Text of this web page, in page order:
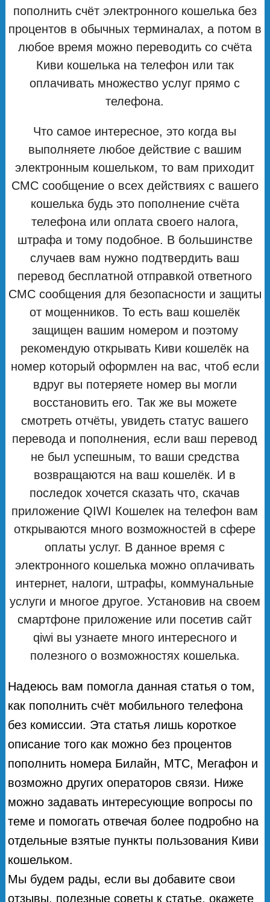
пополнить счёт электронного кошелька без
процентов в обычных терминалах, а потом в
любое время можно переводить со счёта
Киви кошелька на телефон или так
оплачивать множество услуг прямо с
телефона.
Что самое интересное, это когда вы
выполняете любое действие с вашим
электронным кошельком, то вам приходит
СМС сообщение о всех действиях с вашего
кошелька будь это пополнение счёта
телефона или оплата своего налога,
штрафа и тому подобное. В большинстве
случаев вам нужно подтвердить ваш
перевод бесплатной отправкой ответного
СМС сообщения для безопасности и защиты
от мощенников. То есть ваш кошелёк
защищен вашим номером и поэтому
рекомендую открывать Киви кошелёк на
номер который оформлен на вас, чтоб если
вдруг вы потеряете номер вы могли
восстановить его. Так же вы можете
смотреть отчёты, увидеть статус вашего
перевода и пополнения, если ваш перевод
не был успешным, то ваши средства
возвращаются на ваш кошелёк. И в
последок хочется сказать что, скачав
приложение QIWI Кошелек на телефон вам
открываются много возможностей в сфере
оплаты услуг. В данное время с
электронного кошелька можно оплачивать
интернет, налоги, штрафы, коммунальные
услуги и многое другое. Установив на своем
смартфоне приложение или посетив сайт
qiwi вы узнаете много интересного и
полезного о возможностях кошелька.
Надеюсь вам помогла данная статья о том,
как пополнить счёт мобильного телефона
без комиссии. Эта статья лишь короткое
описание того как можно без процентов
пополнить номера Билайн, МТС, Мегафон и
возможно других операторов связи. Ниже
можно задавать интересующие вопросы по
теме и помогать отвечая более подробно на
отдельные взятые пункты пользования Киви
кошельком.
Мы будем рады, если вы добавите свои
отзывы, полезные советы к статье, окажете